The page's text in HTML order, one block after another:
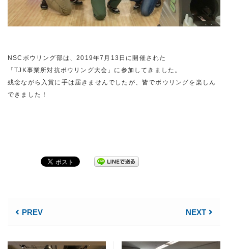
NSCボウリング部は、2019年7月13日に開催された
「TJK事業所対抗ボウリング大会」に参加してきました。
残念ながら入賞に手は届きませんでしたが、皆でボウリングを楽しん
できました！
PREV NEXT